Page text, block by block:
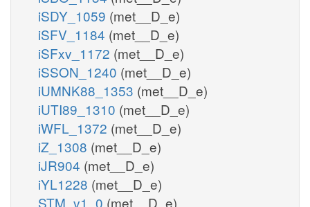
iSDY_1059 (met__D_e)
iSFV_1184 (met__D_e)
iSFxv_1172 (met__D_e)
iSSON_1240 (met__D_e)
iUMNK88_1353 (met__D_e)
iUTI89_1310 (met__D_e)
iWFL_1372 (met__D_e)
iZ_1308 (met__D_e)
iJR904 (met__D_e)
iYL1228 (met__D_e)
STM_v1_0 (met__D_e)